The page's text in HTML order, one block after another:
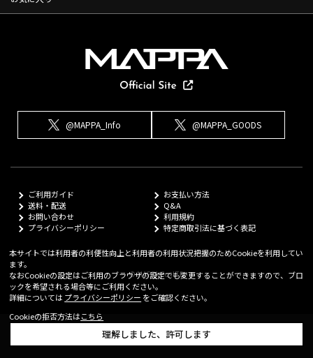
@MAPPA_Info @MAPPA_GOODS
ご利用ガイド
お支払い方法
送料・配送
Q&A
お問い合わせ
利用規約
プライバシーポリシー
特定商取引法に基づく表記
© MAPPA Co.,LTD
本サイトでは利用者の利便性向上と利用者の利用状況把握のためCookieを利用してい
ます。
なおCookieの設定はご利用のブラウザの設定でも変更することができますので、ブロ
ックを希望される場合等にご利用ください。
詳細については プライバシーポリシー をご確認ください。
Cookieの拒否方法はこちら
理解しました、許可します